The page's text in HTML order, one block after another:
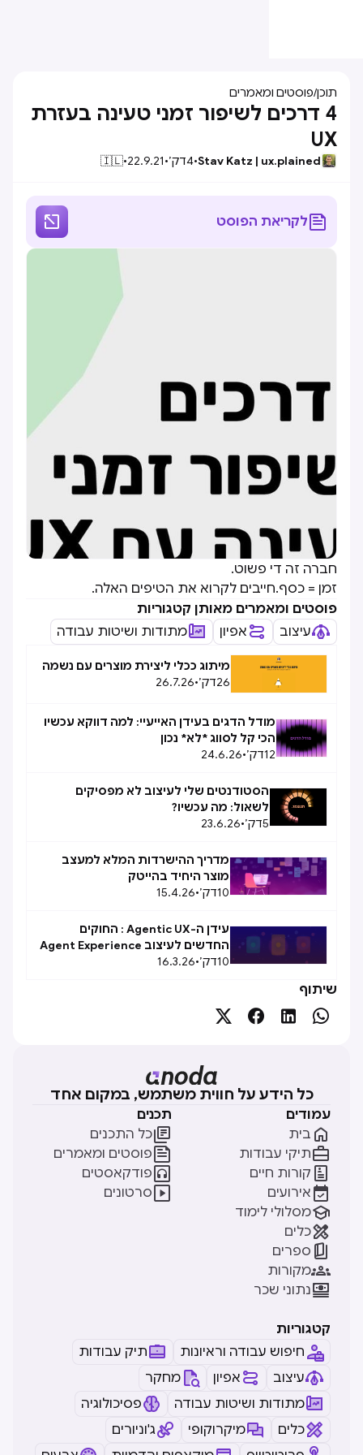
תוכן/פוסטים ומאמרים
4 דרכים לשיפור זמני טעינה בעזרת
UX
Stav Katz | ux.plained
•
4דק׳•
22.9.21
•
🇮🇱
לקריאת הפוסט 
חברה זה די פשוט.
זמן = כסף.חייבים לקרוא את הטיפים האלה.
פוסטים ומאמרים מאותן קטגוריות
עיצוב
אפיון מתודות ושיטות עבודה
מיתוג ככלי ליצירת מוצרים עם נשמה
26דק׳•
26.7.26
מודל הדגים בעידן האייעיי: למה דווקא עכשיו
הכי קל לסווג *לא* נכון
12דק׳•
24.6.26
הסטודנטים שלי לעיצוב לא מפסיקים
לשאול: מה עכשיו?
5דק׳•
23.6.26
מדריך ההישרדות המלא למעצב
מוצר היחיד בהייטק
10דק׳•
15.4.26
עידן ה-Agentic UX : החוקים
החדשים לעיצוב Agent Experience
(AX)
10דק׳•
16.3.26
שיתוף




כל הידע על חווית משתמש, במקום אחד
עמודים
בית 
תיקי עבודות
קורות חיים 
אירועים 
מסלולי לימוד
כלים
ספרים 
מקורות
נתוני שכר
תכנים
כל התכנים
פוסטים ומאמרים
פודקאסטים
סרטונים
קטגוריות
חיפוש עבודה וראיונות
תיק עבודות
עיצוב
אפיון
מחקר
מתודות ושיטות עבודה
פסיכולוגיה
כלים
מיקרוקופי
ג'וניורים